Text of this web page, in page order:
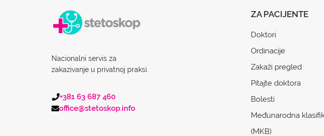
Nacionalni servis za
zakazivanje u privatnoj praksi.
+381 63 687 460
office@stetoskop.info
ZA PACIJENTE
Doktori
Ordinacije
Zakaži pregled
Pitajte doktora
Bolesti
Međunarodna
(MKB)